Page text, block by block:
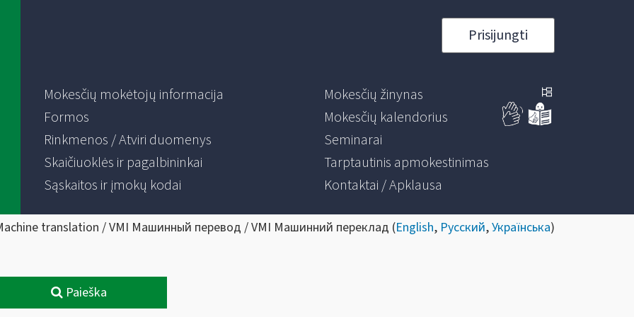
Prisijungti
Mokesčių mokėtojų informacija
Formos
Rinkmenos / Atviri duomenys
Skaičiuoklės ir pagalbininkai
Sąskaitos ir įmokų kodai
Mokesčių žinynas
Mokesčių kalendorius
Seminarai
Tarptautinis apmokestinimas
Kontaktai / Apklausa
translation / VMI Машинный перевод / VMI Машинний переклад (English, Русский,Українська)
Paieška